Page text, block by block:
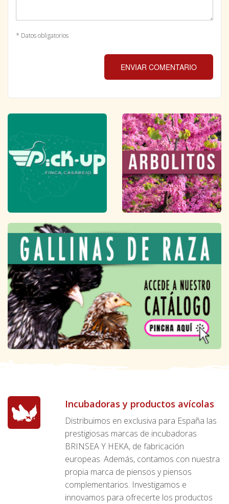
* Datos obligatorios
ENVIAR COMENTARIO
Incubadoras y productos avícolas
Distribuimos en exclusiva para España las
prestigiosas marcas de incubadoras
BRINSEA Y HEKA, de fabricación
europeas. Además, contamos con nuestra
propia marca de piensos y piensos
complementarios. Investigamos e
innovamos para ofrecerte los productos